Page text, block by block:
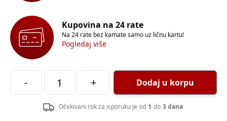
Kupovina na 24 rate
Na 24 rate bez kamate samo uz ličnu kartu!
Pogledaj više
- + Dodaj u korpu
Očekivani rok za isporuku je od 1 do 3 dana